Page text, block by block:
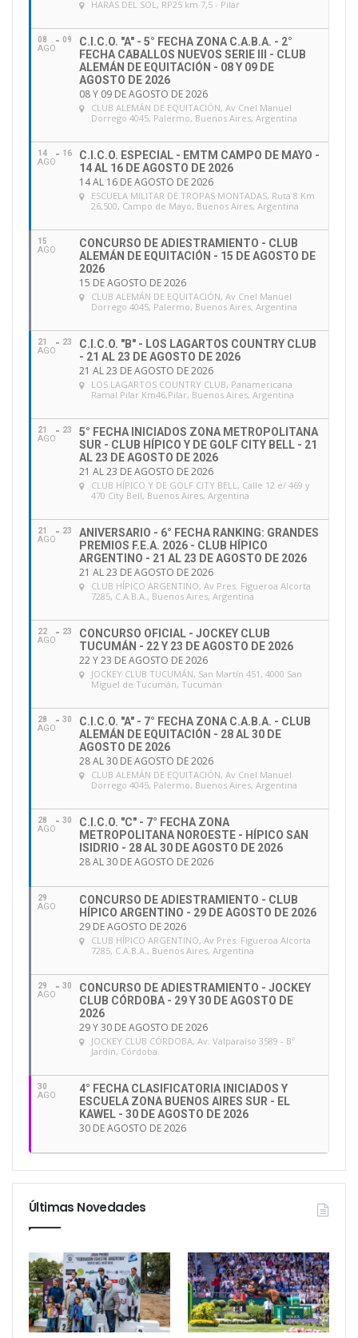
HARAS DEL SOL, RP25 km 7,5 - Pilar
08
AGO
09
C.I.C.O. "A" - 5° FECHA ZONA C.A.B.A. - 2°
FECHA CABALLOS NUEVOS SERIE III - CLUB
ALEMÁN DE EQUITACIÓN - 08 Y 09 DE
AGOSTO DE 2026
08 Y 09 DE AGOSTO DE 2026
CLUB ALEMÁN DE EQUITACIÓN, Av Cnel Manuel
Dorrego 4045, Palermo, Buenos Aires, Argentina
14
AGO
16
C.I.C.O. ESPECIAL - EMTM CAMPO DE MAYO -
14 AL 16 DE AGOSTO DE 2026
14 AL 16 DE AGOSTO DE 2026
ESCUELA MILITAR DE TROPAS MONTADAS, Ruta 8 Km
26,500, Campo de Mayo, Buenos Aires, Argentina
15
AGO
CONCURSO DE ADIESTRAMIENTO - CLUB
ALEMÁN DE EQUITACIÓN - 15 DE AGOSTO DE
2026
15 DE AGOSTO DE 2026
CLUB ALEMÁN DE EQUITACIÓN, Av Cnel Manuel
Dorrego 4045, Palermo, Buenos Aires, Argentina
21
AGO
23
C.I.C.O. "B" - LOS LAGARTOS COUNTRY CLUB
- 21 AL 23 DE AGOSTO DE 2026
21 AL 23 DE AGOSTO DE 2026
LOS LAGARTOS COUNTRY CLUB, Panamericana
Ramal Pilar Km46,Pilar, Buenos Aires, Argentina
21
AGO
23
5° FECHA INICIADOS ZONA METROPOLITANA
SUR - CLUB HÍPICO Y DE GOLF CITY BELL - 21
AL 23 DE AGOSTO DE 2026
21 AL 23 DE AGOSTO DE 2026
CLUB HÍPICO Y DE GOLF CITY BELL, Calle 12 e/ 469 y
470 City Bell, Buenos Aires, Argentina
21
AGO
23
ANIVERSARIO - 6° FECHA RANKING: GRANDES
PREMIOS F.E.A. 2026 - CLUB HÍPICO
ARGENTINO - 21 AL 23 DE AGOSTO DE 2026
21 AL 23 DE AGOSTO DE 2026
CLUB HÍPICO ARGENTINO, Av Pres. Figueroa Alcorta
7285, C.A.B.A., Buenos Aires, Argentina
22
AGO
23
CONCURSO OFICIAL - JOCKEY CLUB
TUCUMÁN - 22 Y 23 DE AGOSTO DE 2026
22 Y 23 DE AGOSTO DE 2026
JOCKEY CLUB TUCUMÁN, San Martín 451, 4000 San
Miguel de Tucumán, Tucumán
28
AGO
30
C.I.C.O. "A" - 7° FECHA ZONA C.A.B.A. - CLUB
ALEMÁN DE EQUITACIÓN - 28 AL 30 DE
AGOSTO DE 2026
28 AL 30 DE AGOSTO DE 2026
CLUB ALEMÁN DE EQUITACIÓN, Av Cnel Manuel
Dorrego 4045, Palermo, Buenos Aires, Argentina
28
AGO
30
C.I.C.O. "C" - 7° FECHA ZONA
METROPOLITANA NOROESTE - HÍPICO SAN
ISIDRIO - 28 AL 30 DE AGOSTO DE 2026
28 AL 30 DE AGOSTO DE 2026
29
AGO
CONCURSO DE ADIESTRAMIENTO - CLUB
HÍPICO ARGENTINO - 29 DE AGOSTO DE 2026
29 DE AGOSTO DE 2026
CLUB HÍPICO ARGENTINO, Av Pres. Figueroa Alcorta
7285, C.A.B.A., Buenos Aires, Argentina
29
AGO
30
CONCURSO DE ADIESTRAMIENTO - JOCKEY
CLUB CÓRDOBA - 29 Y 30 DE AGOSTO DE
2026
29 Y 30 DE AGOSTO DE 2026
JOCKEY CLUB CÓRDOBA, Av. Valparaíso 3589 - Bº
Jardín, Córdoba.
30
AGO
4° FECHA CLASIFICATORIA INICIADOS Y
ESCUELA ZONA BUENOS AIRES SUR - EL
KAWEL - 30 DE AGOSTO DE 2026
30 DE AGOSTO DE 2026
Últimas Novedades